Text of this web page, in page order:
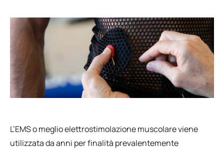
L’EMS o meglio elettrostimolazione muscolare viene
utilizzata da anni per finalità prevalentemente